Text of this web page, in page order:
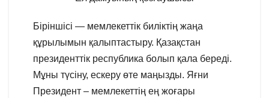
Біріншісі — мемлекеттік биліктің жаңа
құрылымын қалыптастыру. Қазақстан
президенттік республика болып қала береді.
Мұны түсіну, ескеру өте маңызды. Яғни
Президент – мемлекеттің ең жоғары